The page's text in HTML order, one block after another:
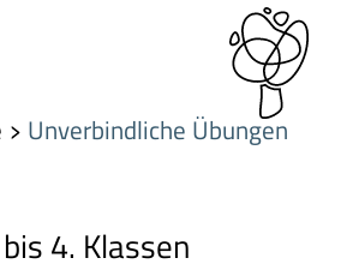
Unverbindliche Übungen
4. Klassen